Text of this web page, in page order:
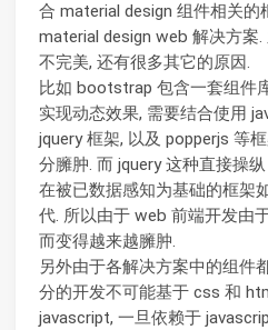
合 material design 组件相关的
material design web 解决方案
不完美, 还有很多其它的原因.
比如 bootstrap 包含一套组件
实现动态效果, 需要结合使用
jquery 框架, 以及 popperjs 等
分臃肿. 而 jquery 这种直接操
在被已数据感知为基础的框架
代. 所以由于 web 前端开发由
而变得越来越臃肿.
另外由于各解决方案中的组件
分的开发不可能基于 css 和
javascript, 一旦依赖于